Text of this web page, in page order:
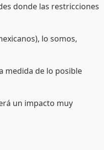
donde las restricciones
lo somos,
medida de lo posible
un impacto muy